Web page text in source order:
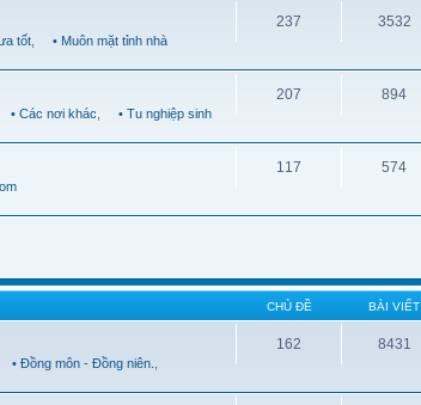
tốt • Muôn mặt tỉnh nhà
237 3532
• Các nơi khác • Tu nghiệp sinh
207 894
117 574
CHỦ ĐỀ BÀI VIẾT
• Đồng môn - Đồng niên.
162 8431